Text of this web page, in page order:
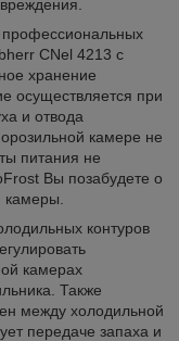
CNel 4213 с
хранение
осуществляется при
и отвода
камере не
питания не
Вы позабудете о
камеры.
контуров
камерах
Также
между холодильной
передаче запаха и